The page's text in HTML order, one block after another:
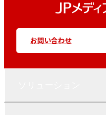
お問い合わせ